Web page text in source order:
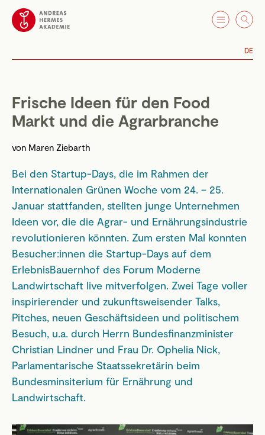
DE
Frische Ideen für den Food
Markt und die Agrarbranche
von Maren Ziebarth
Bei den Startup-Days, die im Rahmen der
Internationalen Grünen Woche vom 24. – 25.
Januar stattfanden, stellten junge Unternehmen
Ideen vor, die die Agrar- und Ernährungsindustrie
revolutionieren könnten. Zum ersten Mal konnten
Besucher:innen die Startup-Days auf dem
ErlebnisBauernhof des Forum Moderne
Landwirtschaft live mitverfolgen. Zwei Tage voller
inspirierender und zukunftsweisender Talks,
Pitches, neuen Geschäftsideen und politischem
Besuch, u.a. durch Herrn Bundesfinanzminister
Christian Lindner und Frau Dr. Ophelia Nick,
Parlamentarische Staatssekretärin beim
Bundesminsiterium für Ernährung und
Landwirtschaft.